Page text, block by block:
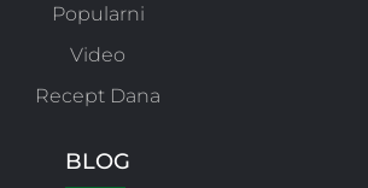
Popularni
Video
Recept Dana
BLOG